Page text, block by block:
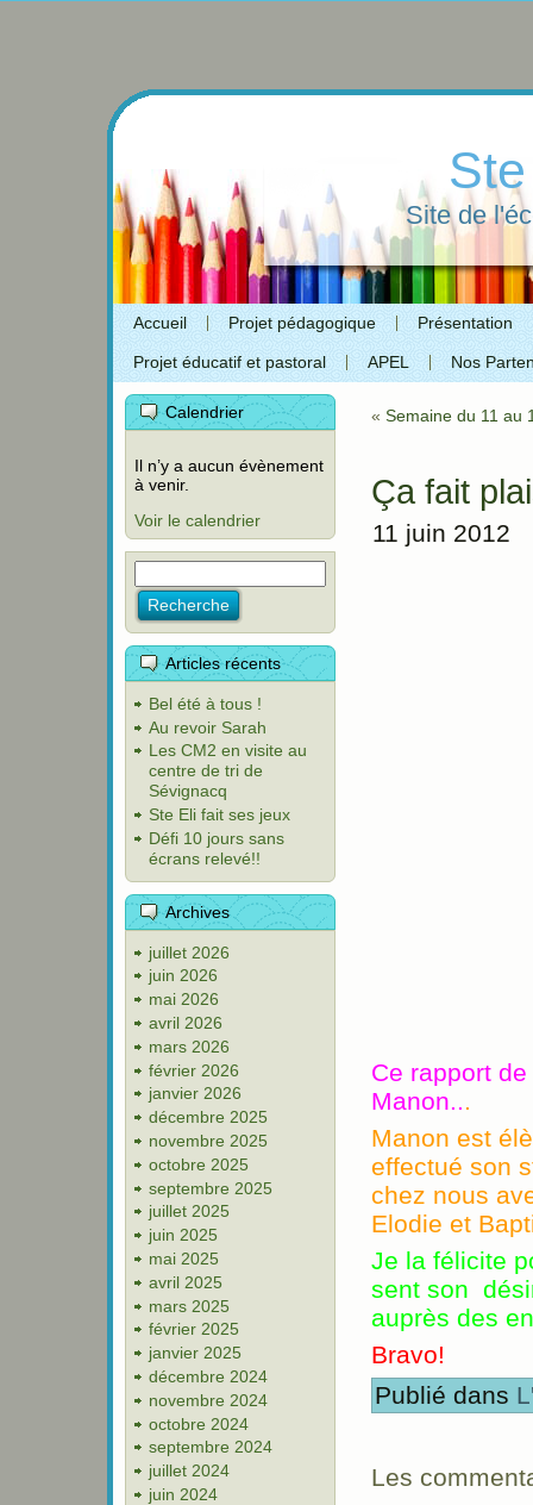
Site de
Accueil Projet pédagogique Présentation
Projet éducatif et pastoral APEL Nos
Calendrier
Il n’y a aucun évènement
à venir.
Voir le calendrier
Articles récents
Bel été à tous !
Au revoir Sarah
Les CM2 en visite au
centre de tri de
Sévignacq
Ste Eli fait ses jeux
Défi 10 jours sans
écrans relevé!!
Archives
juillet 2026
juin 2026
mai 2026
avril 2026
mars 2026
février 2026
janvier 2026
décembre 2025
novembre 2025
octobre 2025
septembre 2025
juillet 2025
juin 2025
mai 2025
avril 2025
mars 2025
février 2025
janvier 2025
décembre 2024
novembre 2024
octobre 2024
septembre 2024
juillet 2024
juin 2024
« Semaine du 11 au
Ça fait
11 juin 2012
Ce rapport
Manon...
Manon est
effectué son
chez nous
Elodie et
Je la félicite
sent son
auprès des
Bravo!
Publié dans
Les